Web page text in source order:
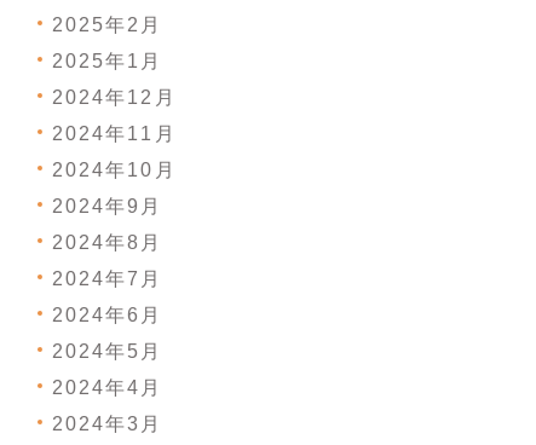
2025年2月
2025年1月
2024年12月
2024年11月
2024年10月
2024年9月
2024年8月
2024年7月
2024年6月
2024年5月
2024年4月
2024年3月